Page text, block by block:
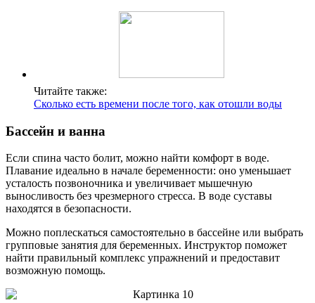
Читайте также:
Сколько есть времени после того, как отошли воды
Бассейн и ванна
Если спина часто болит, можно найти комфорт в воде.
Плавание идеально в начале беременности: оно уменьшает
усталость позвоночника и увеличивает мышечную
выносливость без чрезмерного стресса. В воде суставы
находятся в безопасности.
Можно поплескаться самостоятельно в бассейне или выбрать
групповые занятия для беременных. Инструктор поможет
найти правильный комплекс упражнений и предоставит
возможную помощь.